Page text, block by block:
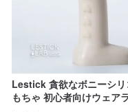
Lestick 貪欲なボニーシリ
もちゃ 初心者向けウェア